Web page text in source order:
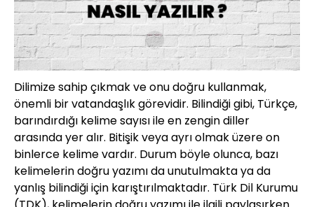
Dilimize sahip çıkmak ve onu doğru kullanmak,
önemli bir vatandaşlık görevidir. Bilindiği gibi, Türkçe,
barındırdığı kelime sayısı ile en zengin diller
arasında yer alır. Bitişik veya ayrı olmak üzere on
binlerce kelime vardır. Durum böyle olunca, bazı
kelimelerin doğru yazımı da unutulmakta ya da
yanlış bilindiği için karıştırılmaktadır. Türk Dil Kurumu